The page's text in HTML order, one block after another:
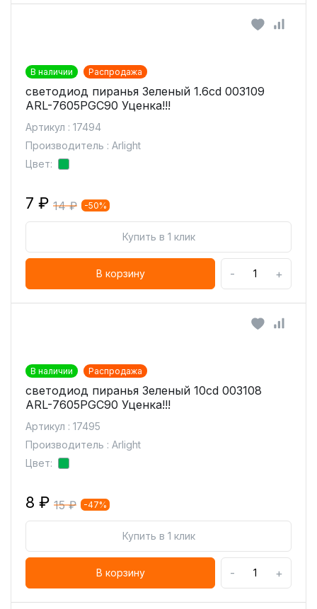
В наличии Распродажа
светодиод пиранья Зеленый 1.6cd 003109
ARL-7605PGC90 Уценка!!!
Артикул : 17494
Производитель : Arlight
Цвет:
7 ₽ 14 ₽ -50%
Купить в 1 клик
В корзину - +
В наличии Распродажа
светодиод пиранья Зеленый 10cd 003108
ARL-7605PGC90 Уценка!!!
Артикул : 17495
Производитель : Arlight
Цвет:
8 ₽ 15 ₽ -47%
Купить в 1 клик
В корзину - +